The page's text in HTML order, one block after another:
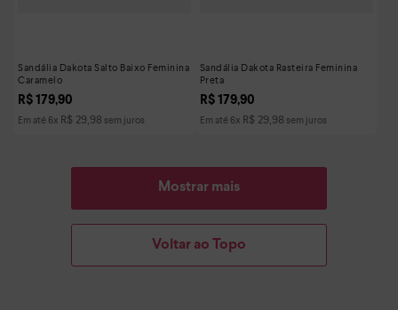
Sandália Dakota Salto Baixo Feminina
Caramelo
R$ 179,90
Em até 6x R$ 29,98 sem juros
Sandália Dakota Rasteira Feminina
Preta
R$ 179,90
Em até 6x R$ 29,98 sem juros
Mostrar mais
Voltar ao Topo